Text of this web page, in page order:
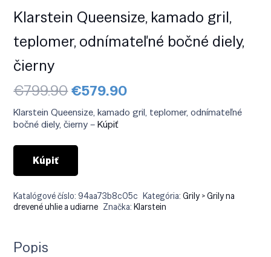
Klarstein Queensize, kamado gril,
teplomer, odnímateľné bočné diely,
čierny
€799.90Pôvodná
cena
bola:
€799.90.
€579.90Aktuálna
je:
Klarstein Queensize, kamado gril, teplomer, odnímateľné
bočné diely, čierny –Kúpiť
Kúpiť
Katalógové číslo:94aa73b8c05c Kategória:Grily > Grily na
drevené uhlie a udiarne Značka:Klarstein
Popis